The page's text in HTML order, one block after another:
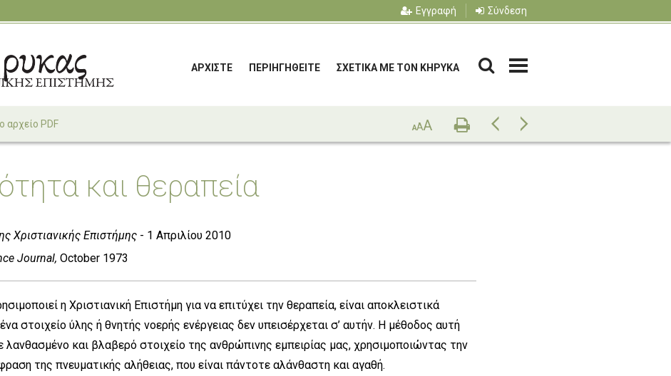
Εγγραφή Σύνδεση
ΑΡΧΙΣΤΕ ΠΕΡΙΗΓΗΘΕΙΤΕ ΣΧΕΤΙΚΑ ΜΕ ΤΟΝ ΚΗΡΥΚΑ
αρχείο PDF AAA ΕκτυπώστεΠροηγούμενη
Επόμενη
και θεραπεία
Χριστιανικής Επιστήμης - 1 Απριλίου 2010
Journal, October 1973
η Χριστιανική Επιστήμη για να επιτύχει την θεραπεία, είναι αποκλειστικά
στοιχείο ύλης ή θνητής νοερής ενέργειας δεν υπεισέρχεται σ’ αυτήν. Η μέθοδος αυτή
λανθασμένο και βλαβερό στοιχείο της ανθρώπινης εμπειρίας μας, χρησιμοποιώντας την
της πνευματικής αλήθειας, που είναι πάντοτε αλάνθαστη και αγαθή.